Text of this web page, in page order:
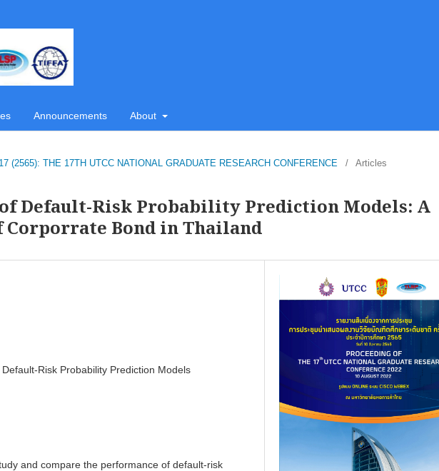
Announcements About
(2565): THE 17TH UTCC NATIONAL GRADUATE RESEARCH CONFERENCE / Articles
Default-Risk Probability Prediction Models: A
Corporrate Bond in Thailand
Risk Probability Prediction Models
and compare the performance of default-risk